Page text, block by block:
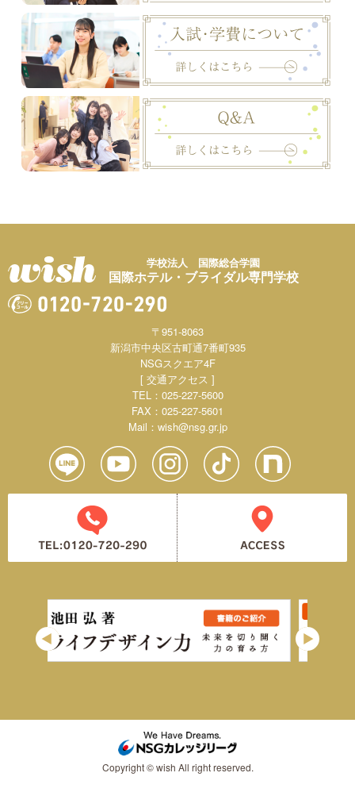
学校法人 国際総合学園
国際ホテル・ブライダル専門学校
〒951-8063
新潟市中央区古町通7番町935
NSGスクエア4F
[ 交通アクセス ]
TEL：025-227-5600
FAX：025-227-5601
Mail： wish@nsg.gr.jp
Copyright © wish All right reserved.